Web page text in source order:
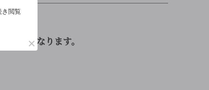
￣￣￣￣￣￣￣￣￣￣￣￣￣￣￣￣￣￣
す。
環境になります。
閲覧